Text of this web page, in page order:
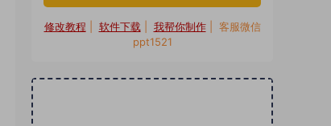
修改教程 软件下载 我帮你制作| 客服微信
ppt1521